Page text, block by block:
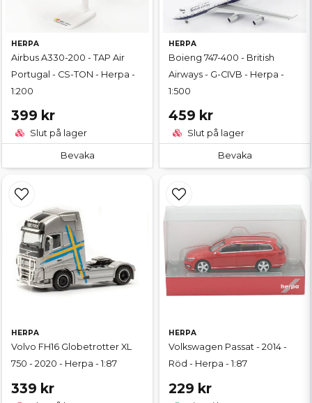
HERPA
Airbus A330-200 - TAP Air
Portugal - CS-TON - Herpa -
1:200
399 kr
Slut på lager
Bevaka
HERPA
Boieng 747-400 - British
Airways - G-CIVB - Herpa -
1:500
459 kr
Slut på lager
Bevaka
HERPA
Volvo FH16 Globetrotter XL
750 - 2020 - Herpa - 1:87
339 kr
HERPA
Volkswagen Passat - 2014 -
Röd - Herpa - 1:87
229 kr